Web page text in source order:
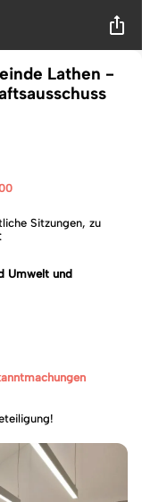
Lathen -
Sitzungen, zu
Umwelt und